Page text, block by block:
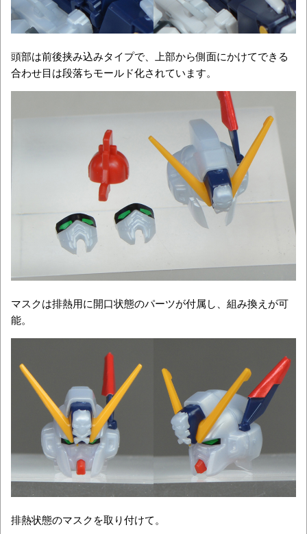
頭部は前後挟み込みタイプで、上部から側面にかけてできる
合わせ目は段落ちモールド化されています。
マスクは排熱用に開口状態のパーツが付属し、組み換えが可
能。
排熱状態のマスクを取り付けて。